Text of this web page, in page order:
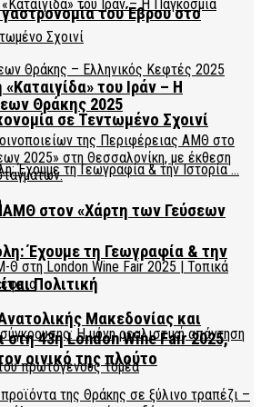
του Ιράν – Η
σε Τεντωμένο Σχοινί
Έχουμε τη Γεωγραφία & την
Πολιτική
του Έβρου στο
Θράκης 2025
στον «Χάρτη των Γεύσεων
Μακεδονίας και
στη 43η London Wine Fair 2025,
οινικό της πλούτο